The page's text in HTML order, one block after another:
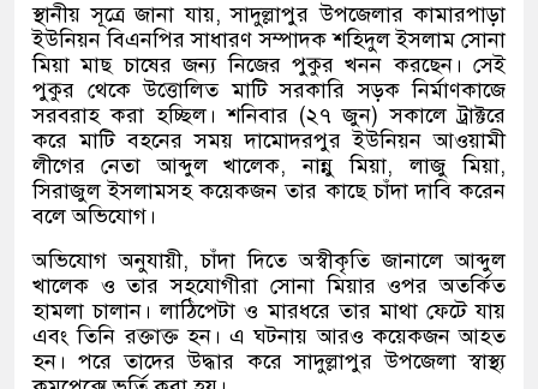
স্থানীয় সূত্রে জানা যায়, সাদুল্লাপুর উপজেলার কামারপাড়া
ইউনিয়ন বিএনপির সাধারণ সম্পাদক শহিদুল ইসলাম সোনা
মিয়া মাছ চাষের জন্য নিজের পুকুর খনন করছেন। সেই
পুকুর থেকে উত্তোলিত মাটি সরকারি সড়ক নির্মাণকাজে
সরবরাহ করা হচ্ছিল। শনিবার (২৭ জুন) সকালে ট্রাক্টরে
করে মাটি বহনের সময় দামোদরপুর ইউনিয়ন আওয়ামী
লীগের নেতা আব্দুল খালেক, নান্নু মিয়া, লাজু মিয়া,
সিরাজুল ইসলামসহ কয়েকজন তার কাছে চাঁদা দাবি করেন
বলে অভিযোগ।
অভিযোগ অনুযায়ী, চাঁদা দিতে অস্বীকৃতি জানালে আব্দুল
খালেক ও তার সহযোগীরা সোনা মিয়ার ওপর অতর্কিত
হামলা চালান। লাঠিপেটা ও মারধরে তার মাথা ফেটে যায়
এবং তিনি রক্তাক্ত হন। এ ঘটনায় আরও কয়েকজন আহত
হন। পরে তাদের উদ্ধার করে সাদুল্লাপুর উপজেলা স্বাস্থ্য